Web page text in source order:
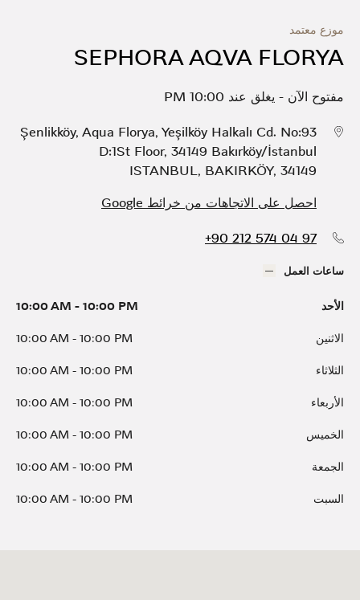
موزع معتمد
SEPHORA AQVA FLORYA
مفتوح الآن - يغلق عند 10:00 PM
Şenlikköy, Aqua Florya, Yeşilköy Halkalı Cd. No:93
D:1St Floor, 34149 Bakırköy/İstanbul
ISTANBUL, BAKIRKÖY, 34149
احصل على الاتجاهات من خرائط Google
+90 212 574 04 97
ساعات العمل
الأحد 10:00 AM - 10:00 PM
الاثنين
10:00 AM - 10:00 PM
الثلاثاء
10:00 AM - 10:00 PM
الأربعاء
10:00 AM - 10:00 PM
الخميس
10:00 AM - 10:00 PM
الجمعة
10:00 AM - 10:00 PM
السبت
10:00 AM - 10:00 PM